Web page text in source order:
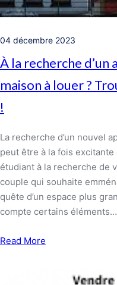
04 décembre 2023
À la recherche d’un
maison à louer ?
!
La recherche d’un nouvel
peut être à la fois
étudiant à la recherche de
couple qui souhaite
quête d’un espace plus
compte certains éléments…
Read More